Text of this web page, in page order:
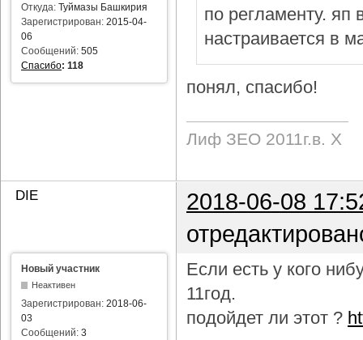
Откуда: Туймазы Башкирия
Зарегистрирован: 2015-04-
06
Сообщений: 505
Спасибо: 118
по регламенту.
настраивается в
понял, спасибо!
Лиф ЗЕО 2011г.в. Х
DIE
2018-06-08
Новый участник
Неактивен
Зарегистрирован: 2018-06-
03
Сообщений: 3
Если есть у кого
11год.
подойдет ли этот ?